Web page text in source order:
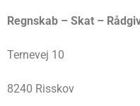
Regnskab – Skat –
Ternevej 10
8240 Risskov